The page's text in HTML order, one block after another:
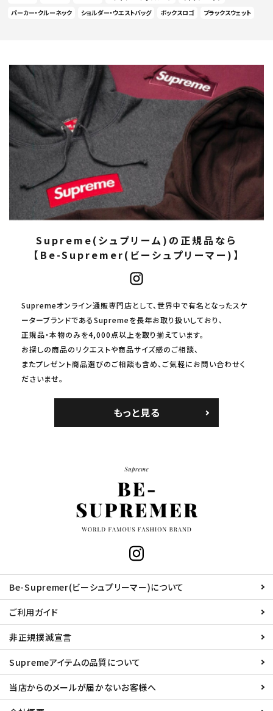
パーカー・クルーネック
ショルダー・ウエストバッグ ボックスロゴ ブラックスウェット
Supreme(シュプリーム)の正規品なら
【Be-Supremer(ビーシュプリーマー)】
Supremeオンライン通販専門店として、世界中で有名となったスケ
ーターブランドであるSupremeを長年お取り扱いしており、
正規品・本物のみを4,000点以上を取り揃えています。
お探しの商品のリクエストや商品サイズ感のご相談、
またプレゼント商品選びのご相談も含め、ご気軽にお問い合わせく
ださいませ。
もっと見る
Be-Supremer(ビーシュプリーマー)について
ご利用ガイド
非正規撲滅宣言
Supremeアイテムの品質について
当店からのメールが届かないお客様へ